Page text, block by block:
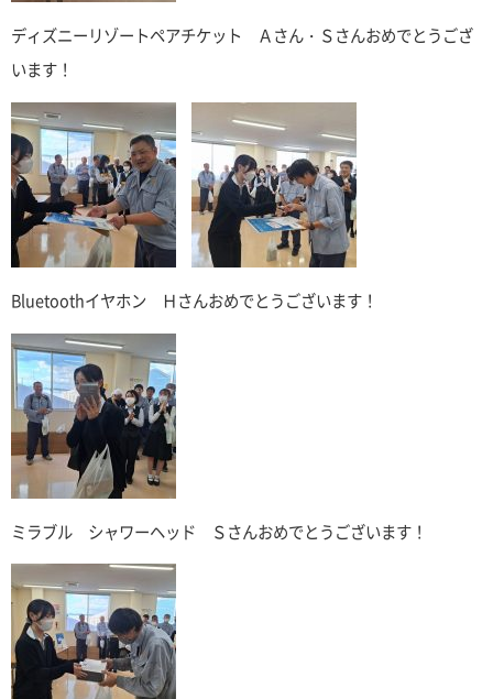
ディズニーリゾートペアチケット Ａさん・Ｓさんおめでとうござ
います！
Bluetoothイヤホン Ｈさんおめでとうございます！
ミラブル シャワーヘッド Ｓさんおめでとうございます！